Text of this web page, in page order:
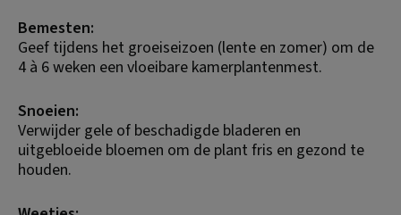
Bemesten:
Geef tijdens het groeiseizoen (lente en zomer) om de
4 à 6 weken een vloeibare kamerplantenmest.
Snoeien:
Verwijder gele of beschadigde bladeren en
uitgebloeide bloemen om de plant fris en gezond te
houden.